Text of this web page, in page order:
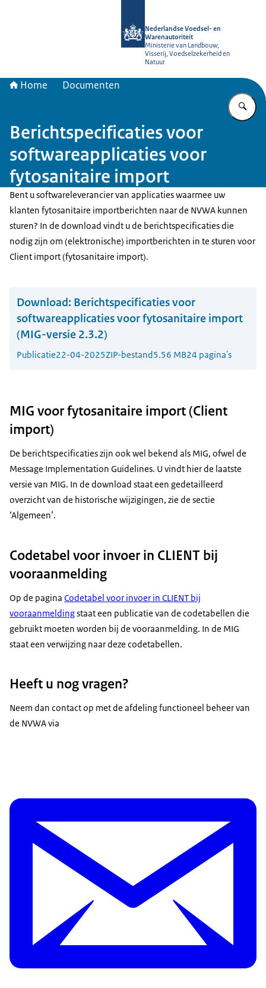
Nederlandse Voedsel- en
Warenautoriteit
Ministerie van Landbouw,
Visserij, Voedselzekerheid en
Natuur
Home Documenten
Berichtspecificaties voor
softwareapplicaties voor
fytosanitaire import
Bent u softwareleverancier van applicaties waarmee uw
klanten fytosanitaire importberichten naar de NVWA kunnen
sturen? In de download vindt u de berichtspecificaties die
nodig zijn om (elektronische) importberichten in te sturen voor
Client import (fytosanitaire import).
Download: Berichtspecificaties voor
softwareapplicaties voor fytosanitaire import
(MIG-versie 2.3.2)
Publicatie22-04-2025ZIP-bestand5.56 MB24 pagina's
MIG voor fytosanitaire import (Client
import)
De berichtspecificaties zijn ook wel bekend als MIG, ofwel de
Message Implementation Guidelines. U vindt hier de laatste
versie van MIG. In de download staat een gedetailleerd
overzicht van de historische wijzigingen, zie de sectie
‘Algemeen’.
Codetabel voor invoer in CLIENT bij
vooraanmelding
Op de pagina Codetabel voor invoer in CLIENT bij
vooraanmeldingstaat een publicatie van de codetabellen die
gebruikt moeten worden bij de vooraanmelding. In de MIG
staat een verwijzing naar deze codetabellen.
Heeft u nog vragen?
Neem dan contact op met de afdeling functioneel beheer van
de NVWA via